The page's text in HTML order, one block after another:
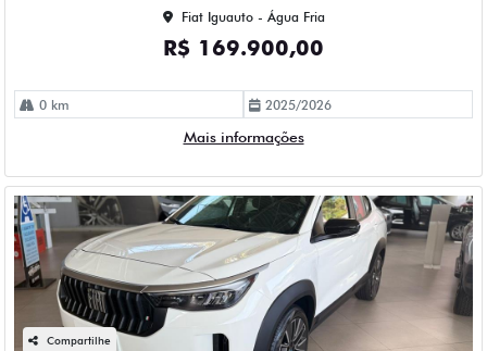
Fiat Iguauto - Água Fria
R$ 169.900,00
0 km 2025/2026
Mais informações
Compartilhe